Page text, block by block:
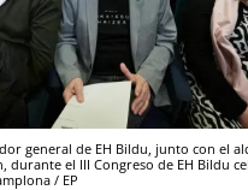
general de EH Bildu, junto con el
durante el III Congreso de EH Bildu
/ EP